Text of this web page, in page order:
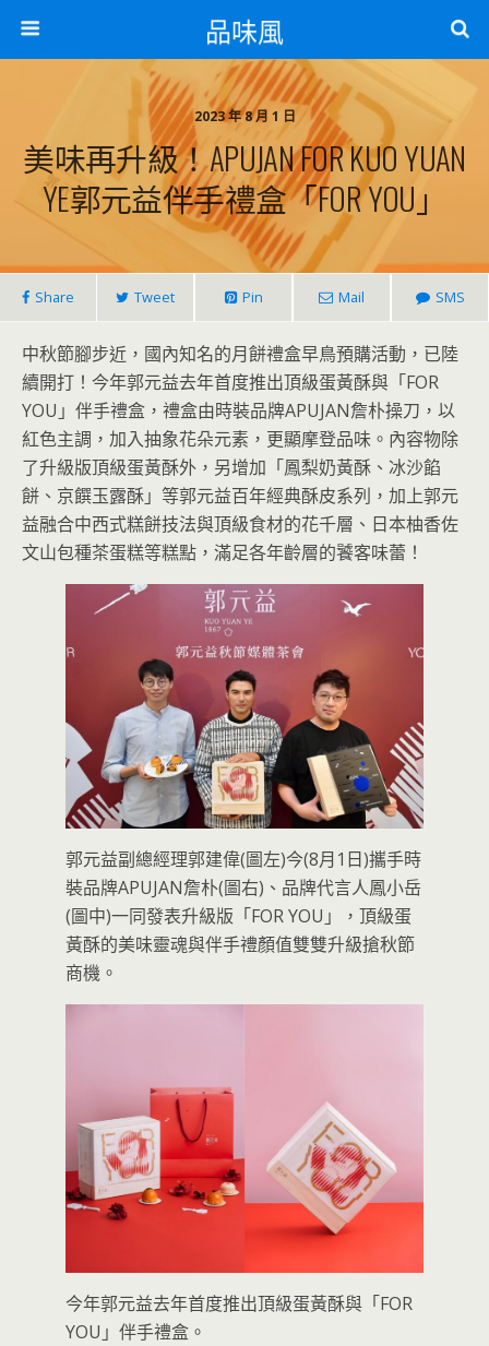
品味風
2023 年 8 月 1 日
美味再升級！APUJAN FOR KUO YUAN
YE郭元益伴手禮盒「FOR YOU」
Share Tweet Pin Mail SMS
中秋節腳步近，國內知名的月餅禮盒早鳥預購活動，已陸
續開打！今年郭元益去年首度推出頂級蛋黃酥與「FOR
YOU」伴手禮盒，禮盒由時裝品牌APUJAN詹朴操刀，以
紅色主調，加入抽象花朵元素，更顯摩登品味。內容物除
了升級版頂級蛋黃酥外，另增加「鳳梨奶黃酥、冰沙餡
餅、京饌玉露酥」等郭元益百年經典酥皮系列，加上郭元
益融合中西式糕餅技法與頂級食材的花千層、日本柚香佐
文山包種茶蛋糕等糕點，滿足各年齡層的饕客味蕾！
郭元益副總經理郭建偉(圖左)今(8月1日)攜手時
裝品牌APUJAN詹朴(圖右)、品牌代言人鳳小岳
(圖中)一同發表升級版「FOR YOU」，頂級蛋
黃酥的美味靈魂與伴手禮顏值雙雙升級搶秋節
商機。
今年郭元益去年首度推出頂級蛋黃酥與「FOR
YOU」伴手禮盒。